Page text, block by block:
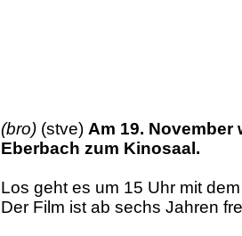
(bro) (stve) Am 19. November
Eberbach zum Kinosaal.
Los geht es um 15 Uhr mit
Der Film ist ab sechs Jahren